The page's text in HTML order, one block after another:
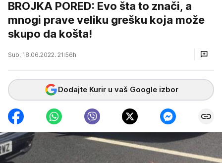
BROJKA PORED: Evo šta to znači, a
mnogi prave veliku grešku koja može
skupo da košta!
Sub, 18.06.2022. 21:56h
Dodajte Kurir u vaš Google izbor